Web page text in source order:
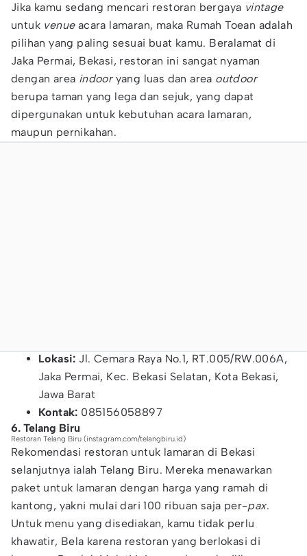
Jika kamu sedang mencari restoran bergaya vintage
untuk venue acara lamaran, maka Rumah Toean adalah
pilihan yang paling sesuai buat kamu. Beralamat di
Jaka Permai, Bekasi, restoran ini sangat nyaman
dengan area indooryang luas dan area outdoor
berupa taman yang lega dan sejuk, yang dapat
dipergunakan untuk kebutuhan acara lamaran,
maupun pernikahan.
Lokasi: Jl. Cemara Raya No.1, RT.005/RW.006A,
Jaka Permai, Kec. Bekasi Selatan, Kota Bekasi,
Jawa Barat
Kontak: 085156058897
6. Telang Biru
Restoran Telang Biru (instagram.com/telangbiru.id)
Rekomendasi restoran untuk lamaran di Bekasi
selanjutnya ialah Telang Biru. Mereka menawarkan
paket untuk lamaran dengan harga yang ramah di
kantong, yakni mulai dari 100 ribuan saja per-pax.
Untuk menu yang disediakan, kamu tidak perlu
khawatir, Bela karena restoran yang berlokasi di